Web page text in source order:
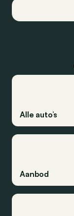
Alle auto’s
Aanbod